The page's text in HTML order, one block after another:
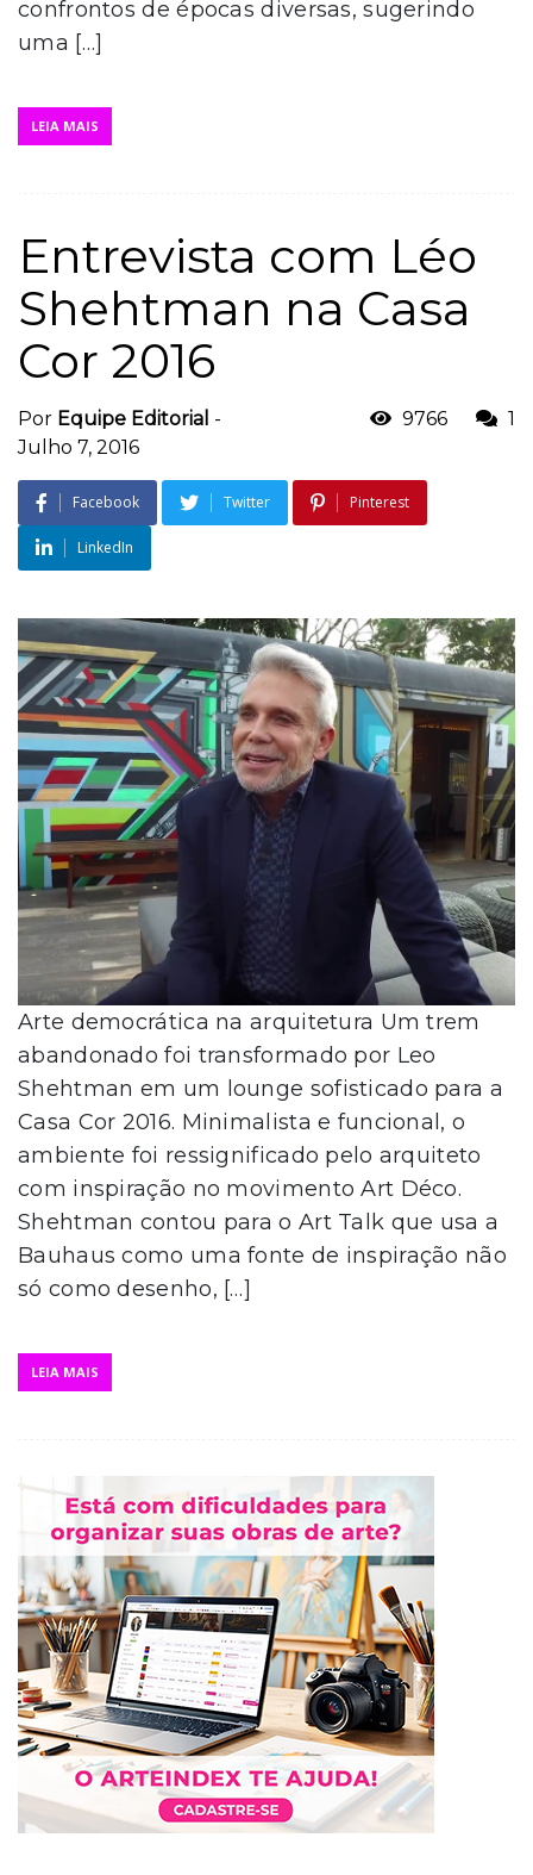
confrontos de épocas diversas, sugerindo
uma […]
LEIA MAIS
Entrevista com Léo
Shehtman na Casa
Cor 2016
Por Equipe Editorial -
Julho 7, 2016
9766 1
Facebook Twitter Pinterest
LinkedIn
Arte democrática na arquitetura Um trem
abandonado foi transformado por Leo
Shehtman em um lounge sofisticado para a
Casa Cor 2016. Minimalista e funcional, o
ambiente foi ressignificado pelo arquiteto
com inspiração no movimento Art Déco.
Shehtman contou para o Art Talk que usa a
Bauhaus como uma fonte de inspiração não
só como desenho, […]
LEIA MAIS